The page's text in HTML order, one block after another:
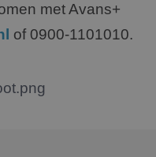
met Avans+
of 0900-1101010.